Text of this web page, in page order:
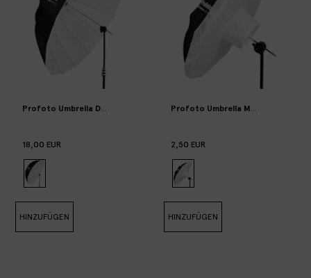
Profoto Umbrella Deep White XL
18,00 EUR
HINZUFÜGEN
Profoto Umbrella M diffusor
2,50 EUR
HINZUFÜGEN